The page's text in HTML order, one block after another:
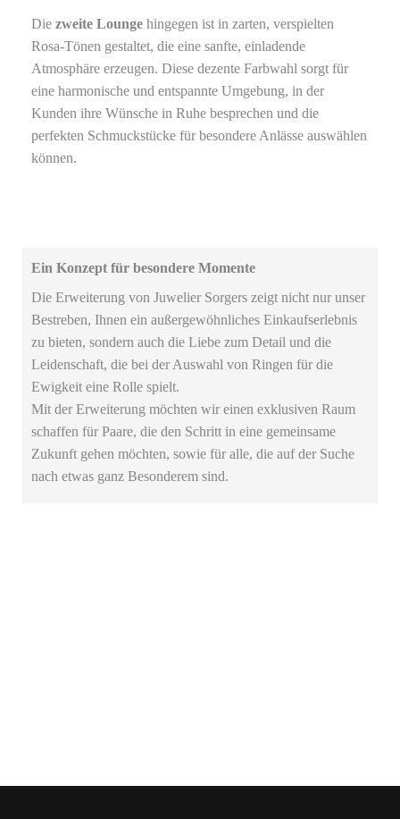
Die zweite Lounge hingegen ist in zarten, verspielten
Rosa-Tönen gestaltet, die eine sanfte, einladende
Atmosphäre erzeugen. Diese dezente Farbwahl sorgt für
eine harmonische und entspannte Umgebung, in der
Kunden ihre Wünsche in Ruhe besprechen und die
perfekten Schmuckstücke für besondere Anlässe auswählen
können.
Ein Konzept für besondere Momente
Die Erweiterung von Juwelier Sorgers zeigt nicht nur unser
Bestreben, Ihnen ein außergewöhnliches Einkaufserlebnis
zu bieten, sondern auch die Liebe zum Detail und die
Leidenschaft, die bei der Auswahl von Ringen für die
Ewigkeit eine Rolle spielt.
Mit der Erweiterung möchten wir einen exklusiven Raum
schaffen für Paare, die den Schritt in eine gemeinsame
Zukunft gehen möchten, sowie für alle, die auf der Suche
nach etwas ganz Besonderem sind.